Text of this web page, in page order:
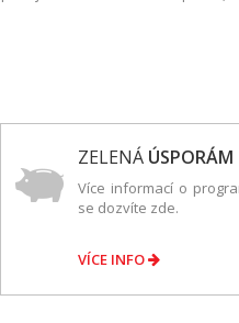
ZELENÁ ÚSPORÁM
Více informací o
se dozvíte zde.
VÍCE INFO